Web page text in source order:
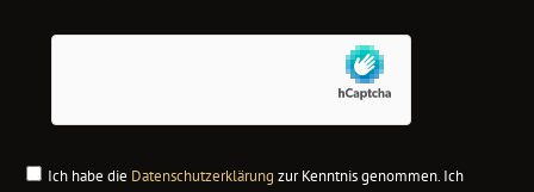
Ich habe die Datenschutzerklärung zur Kenntnis genommen. Ich